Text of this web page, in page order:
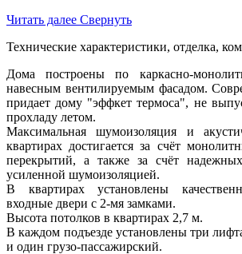
Читать далее Свернуть
Технические характеристики, отделка,
Дома построены по каркасно-
навесным вентилируемым фасадом.
придает дому "эффкет термоса", не
прохладу летом.
Максимальная шумоизоляция и
квартирах достигается за счёт
перекрытий, а также за счёт
усиленной шумоизоляцией.
В квартирах установлены
входные двери с 2-мя замками.
Высота потолков в квартирах 2,7 м.
В каждом подъезде установлены три
и один грузо-пассажирский.